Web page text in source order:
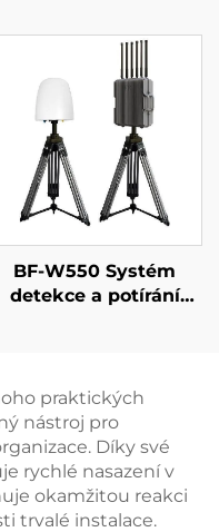
BF-W550 Systém
detekce a potírání
praktických
nástroj pro
Díky své
rychlé nasazení v
okamžitou reakci
trvalé instalace.